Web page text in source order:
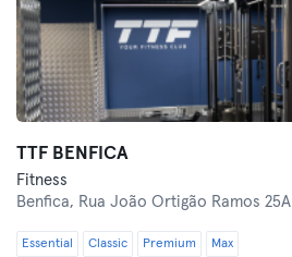
TTF BENFICA
Fitness
Benfica, Rua João Ortigão Ramos 25A
Essential Classic Premium Max